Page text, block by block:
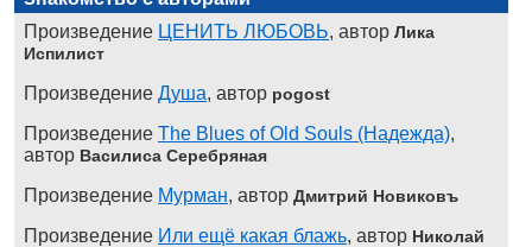
Произведение ЦЕНИТЬ ЛЮБОВЬ, автор Лика
Испилист
Произведение Душа, автор pogost
Произведение The Blues of Old Souls (Надежда),
автор Василиса Серебряная
Произведение Мурман, автор Дмитрий Новиковъ
Произведение Или ещё какая блажь, автор Николай